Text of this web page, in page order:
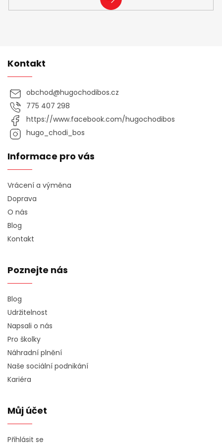
SE
Kontakt
obchod@hugochodibos.cz
775 407 298
https://www.facebook.com/hugochodibos
hugo_chodi_bos
Informace pro vás
Vrácení a výměna
Doprava
O nás
Blog
Kontakt
Poznejte nás
Blog
Udržitelnost
Napsali o nás
Pro školky
Náhradní plnění
Naše sociální podnikání
Kariéra
Můj účet
Přihlásit se